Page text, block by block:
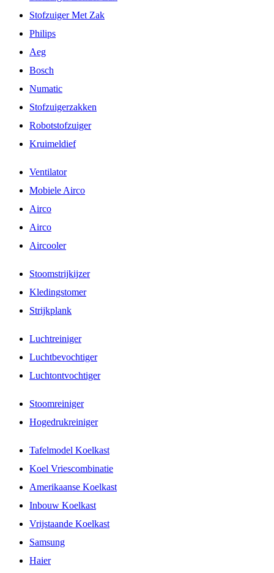
Stofzuiger Met Zak
Philips
Aeg
Bosch
Numatic
Stofzuigerzakken
Robotstofzuiger
Kruimeldief
Ventilator
Mobiele Airco
Airco
Airco
Aircooler
Stoomstrijkijzer
Kledingstomer
Strijkplank
Luchtreiniger
Luchtbevochtiger
Luchtontvochtiger
Stoomreiniger
Hogedrukreiniger
Tafelmodel Koelkast
Koel Vriescombinatie
Amerikaanse Koelkast
Inbouw Koelkast
Vrijstaande Koelkast
Samsung
Haier